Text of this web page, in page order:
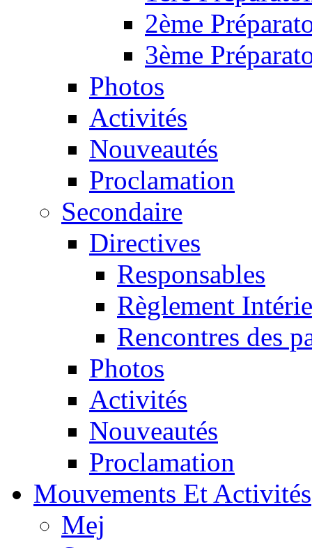
2ème
3ème
Photos
Activités
Nouveautés
Proclamation
Secondaire
Directives
Responsables
Règlement
Rencontres des
Photos
Activités
Nouveautés
Proclamation
Mouvements Et Activités
Mej